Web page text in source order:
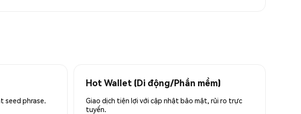
seed phrase.
Hot Wallet (Di động/Phần mềm)
Giao dịch tiện lợi với cập nhật bảo mật, rủi ro trực
tuyến.